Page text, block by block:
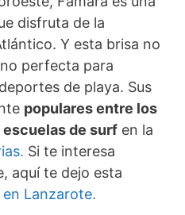
disfruta de la
Y esta brisa no
perfecta para
de playa. Sus
populares entre los
de surf en la
Si te interesa
aquí te dejo esta
Lanzarote.